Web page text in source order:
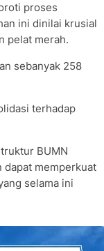
proses
ini dinilai krusial
pelat merah.
sebanyak 258
terhadap
BUMN
dapat memperkuat
selama ini